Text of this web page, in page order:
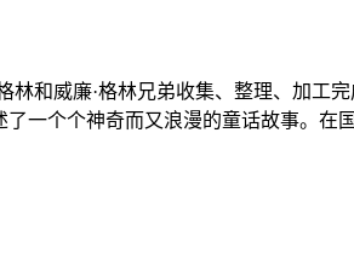
林和威廉·格林兄弟收集、整理、加
一个个神奇而又浪漫的童话故事。在